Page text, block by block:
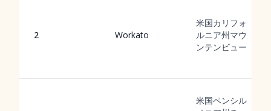
2 Workato
米国カリフォ
ルニア州マウ
ンテンビュー
米国ペンシル